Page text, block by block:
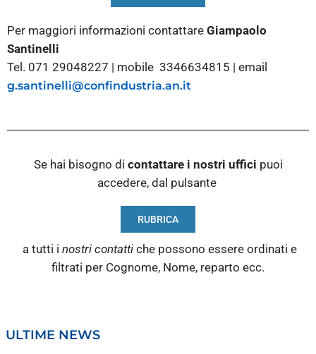
Per maggiori informazioni contattare Giampaolo
Santinelli
Tel. 071 29048227 | mobile 3346634815 | email
g.santinelli@confindustria.an.it
Se hai bisogno di contattare i nostri uffici puoi
accedere, dal pulsante
RUBRICA
a tutti i nostri contatti che possono essere ordinati e
filtrati per Cognome, Nome, reparto ecc.
ULTIME NEWS